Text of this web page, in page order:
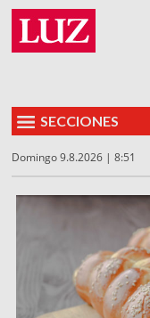
SECCIONES
Domingo 9.8.2026 | 8:51